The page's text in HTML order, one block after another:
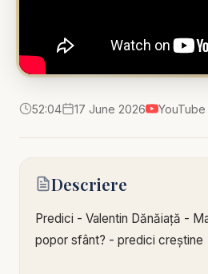
52:04 17 June 2026 YouTube
Descriere
Predici - Valentin Dănăiață -
popor sfânt? - predici creștine